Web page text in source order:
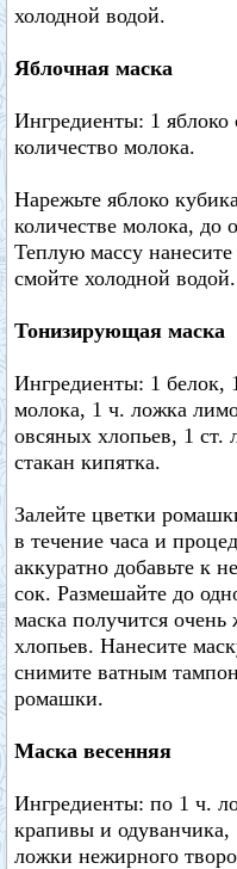
холодной водой.
Яблочная маска
Ингредиенты: 1 яблоко
количество молока.
Нарежьте яблоко
количестве молока, до
Теплую массу
смойте холодной водой.
Тонизирующая маска
Ингредиенты: 1 белок,
молока, 1 ч. ложка
овсяных хлопьев, 1
стакан кипятка.
Залейте цветки
в течение часа и
аккуратно добавьте к
сок. Размешайте до
маска получится
хлопьев. Нанесите
снимите ватным
ромашки.
Маска весенняя
Ингредиенты: по 1 ч.
крапивы и одуванчика,
ложки нежирного